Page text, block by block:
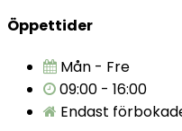
Öppettider
Mån - Fre
09:00 - 16:00
Endast